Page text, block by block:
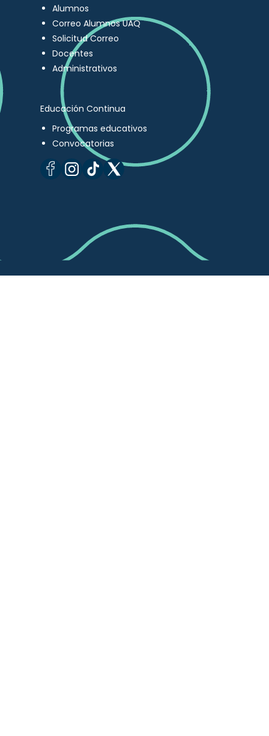
Alumnos
Correo Alumnos UAQ
Solicitud Correo
Docentes
Administrativos
Educación Continua
Programas educativos
Convocatorias